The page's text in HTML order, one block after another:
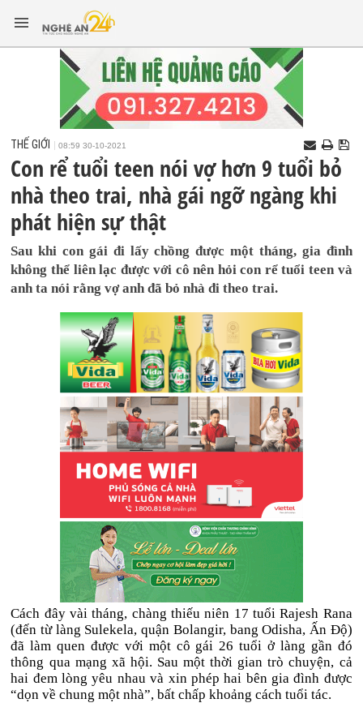
THẾ GIỚI 08:59 30-10-2021
Con rể tuổi teen nói vợ hơn 9 tuổi bỏ
nhà theo trai, nhà gái ngỡ ngàng khi
phát hiện sự thật
Sau khi con gái đi lấy chồng được một tháng, gia đình
không thể liên lạc được với cô nên hỏi con rể tuổi teen và
anh ta nói rằng vợ anh đã bỏ nhà đi theo trai.
Cách đây vài tháng, chàng thiếu niên 17 tuổi Rajesh Rana
(đến từ làng Sulekela, quận Bolangir, bang Odisha, Ấn Độ)
đã làm quen được với một cô gái 26 tuổi ở làng gần đó
thông qua mạng xã hội. Sau một thời gian trò chuyện, cả
hai đem lòng yêu nhau và xin phép hai bên gia đình được
“dọn về chung một nhà”, bất chấp khoảng cách tuổi tác.